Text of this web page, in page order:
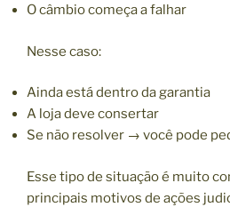
O câmbio começa a falhar
Nesse caso:
Ainda está dentro da garantia
A loja deve consertar
Se não resolver → você pode
Esse tipo de situação é muito
principais motivos de ações